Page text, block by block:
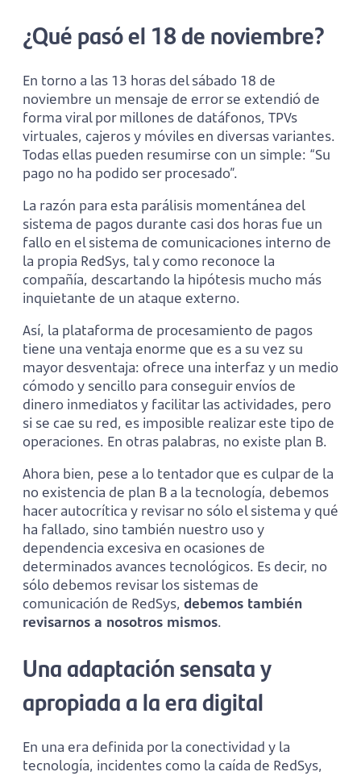
¿Qué pasó el 18 de noviembre?
En torno a las 13 horas del sábado 18 de
noviembre un mensaje de error se extendió de
forma viral por millones de datáfonos, TPVs
virtuales, cajeros y móviles en diversas variantes.
Todas ellas pueden resumirse con un simple: “Su
pago no ha podido ser procesado”.
La razón para esta parálisis momentánea del
sistema de pagos durante casi dos horas fue un
fallo en el sistema de comunicaciones interno de
la propia RedSys, tal y como reconoce la
compañía, descartando la hipótesis mucho más
inquietante de un ataque externo.
Así, la plataforma de procesamiento de pagos
tiene una ventaja enorme que es a su vez su
mayor desventaja: ofrece una interfaz y un medio
cómodo y sencillo para conseguir envíos de
dinero inmediatos y facilitar las actividades, pero
si se cae su red, es imposible realizar este tipo de
operaciones. En otras palabras, no existe plan B.
Ahora bien, pese a lo tentador que es culpar de la
no existencia de plan B a la tecnología, debemos
hacer autocrítica y revisar no sólo el sistema y qué
ha fallado, sino también nuestro uso y
dependencia excesiva en ocasiones de
determinados avances tecnológicos. Es decir, no
sólo debemos revisar los sistemas de
comunicación de RedSys, debemos también
revisarnos a nosotros mismos.
Una adaptación sensata y
apropiada a la era digital
En una era definida por la conectividad y la
tecnología, incidentes como la caída de RedSys,